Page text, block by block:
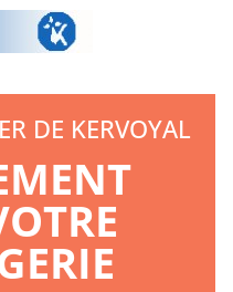
DE KERVOYAL